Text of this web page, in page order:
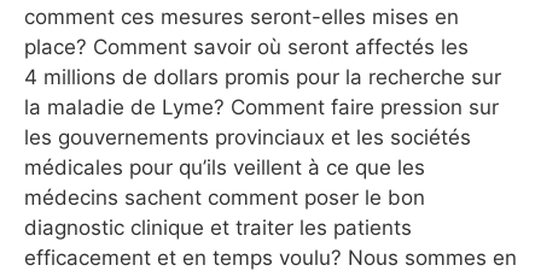
comment ces mesures seront-elles mises en
place? Comment savoir où seront affectés les
4 millions de dollars promis pour la recherche sur
la maladie de Lyme? Comment faire pression sur
les gouvernements provinciaux et les sociétés
médicales pour qu’ils veillent à ce que les
médecins sachent comment poser le bon
diagnostic clinique et traiter les patients
efficacement et en temps voulu? Nous sommes en